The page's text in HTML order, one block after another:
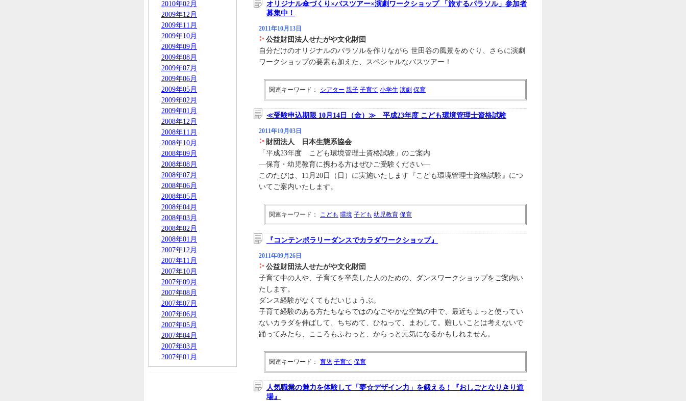
2010年02月
2009年12月
2009年11月
2009年10月
2009年09月
2009年08月
2009年07月
2009年06月
2009年05月
2009年02月
2009年01月
2008年12月
2008年11月
2008年10月
2008年09月
2008年08月
2008年07月
2008年06月
2008年05月
2008年04月
2008年03月
2008年02月
2008年01月
2007年12月
2007年11月
2007年10月
2007年09月
2007年08月
2007年07月
2007年06月
2007年05月
2007年04月
2007年03月
2007年01月
オリジナル傘づくり×バスツアー×演劇ワークショップ 「旅するパラソル」参加者
募集中！
2011年10月13日
公益財団法人せたがや文化財団
自分だけのオリジナルのパラソルを作りながら 世田谷の風景をめぐり、さらに演劇
ワークショップの要素も加えた、スペシャルなバスツアー！
関連キーワード： シアター 親子 子育て 小学生 演劇 保育
≪受験申込期限 10月14日（金）≫ 平成23年度 こども環境管理士資格試験
2011年10月03日
財団法人 日本生態系協会
「平成23年度 こども環境管理士資格試験」のご案内
―保育・幼児教育に携わる方はぜひご受験ください―
このたびは、11月20日（日）に実施いたします『こども環境管理士資格試験』につ
いてご案内いたします。
関連キーワード： こども 環境 子ども 幼児教育 保育
『コンテンポラリーダンスでカラダワークショップ』
2011年09月26日
公益財団法人せたがや文化財団
子育て中の人や、子育てを卒業した人のための、ダンスワークショップをご案内い
たします。
ダンス経験がなくてもだいじょうぶ。
子育て経験のある方たちならではのなごやかな空気の中で、最近ちょっと使ってい
ないカラダを伸ばして、ちぢめて、ひねって、まわして。難しいことは考えないで
踊ってみたら、こころもふわっと、からっと元気になるかもしれません。
関連キーワード： 育児 子育て 保育
人気職業の魅力を体験して「夢☆デザイン力」を鍛える！『おしごとなりきり道
場』